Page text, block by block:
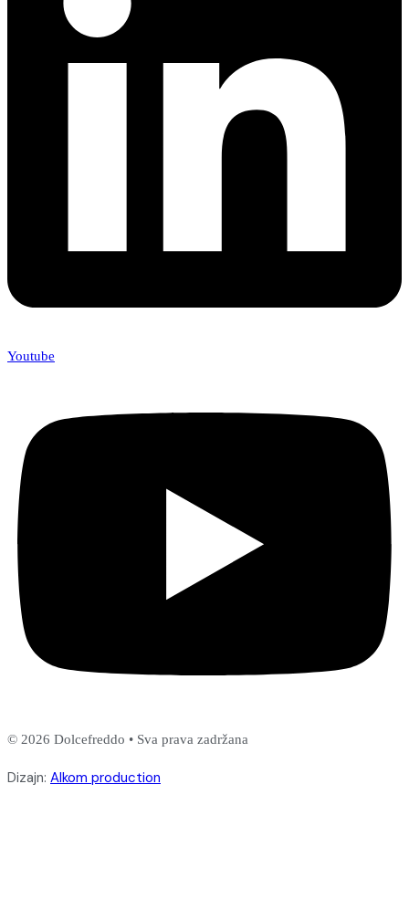
Youtube
© 2026 Dolcefreddo • Sva prava zadržana
Dizajn: Alkom production